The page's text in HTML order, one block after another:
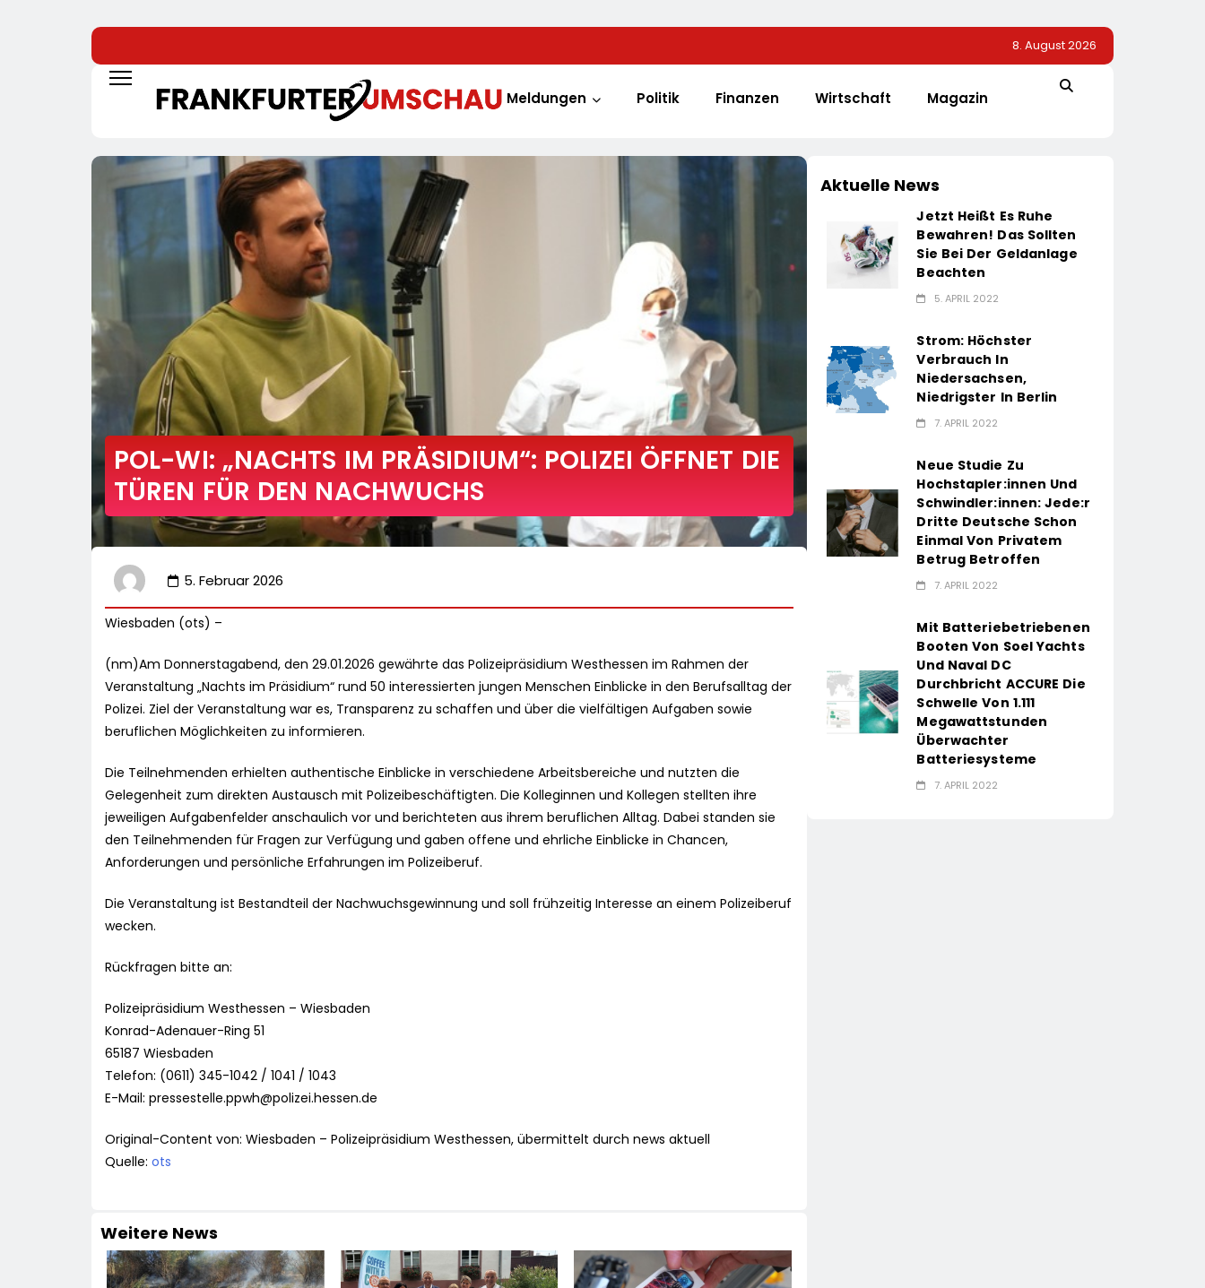
8. August 2026
Meldungen Politik Finanzen Wirtschaft Magazin
POL-WI: „NACHTS IM PRÄSIDIUM“: POLIZEI ÖFFNET DIE
TÜREN FÜR DEN NACHWUCHS
5. Februar 2026
Wiesbaden (ots) –
(nm)Am Donnerstagabend, den 29.01.2026 gewährte das Polizeipräsidium Westhessen im Rahmen der
Veranstaltung „Nachts im Präsidium“ rund 50 interessierten jungen Menschen Einblicke in den Berufsalltag der
Polizei. Ziel der Veranstaltung war es, Transparenz zu schaffen und über die vielfältigen Aufgaben sowie
beruflichen Möglichkeiten zu informieren.
Die Teilnehmenden erhielten authentische Einblicke in verschiedene Arbeitsbereiche und nutzten die
Gelegenheit zum direkten Austausch mit Polizeibeschäftigten. Die Kolleginnen und Kollegen stellten ihre
jeweiligen Aufgabenfelder anschaulich vor und berichteten aus ihrem beruflichen Alltag. Dabei standen sie
den Teilnehmenden für Fragen zur Verfügung und gaben offene und ehrliche Einblicke in Chancen,
Anforderungen und persönliche Erfahrungen im Polizeiberuf.
Die Veranstaltung ist Bestandteil der Nachwuchsgewinnung und soll frühzeitig Interesse an einem Polizeiberuf
wecken.
Rückfragen bitte an:
Polizeipräsidium Westhessen – Wiesbaden
Konrad-Adenauer-Ring 51
65187 Wiesbaden
Telefon: (0611) 345-1042 / 1041 / 1043
E-Mail: pressestelle.ppwh@polizei.hessen.de
Original-Content von: Wiesbaden – Polizeipräsidium Westhessen, übermittelt durch news aktuell
Quelle: ots
Weitere News
Aktuelle News
Jetzt Heißt Es Ruhe
Bewahren! Das Sollten
Sie Bei Der Geldanlage
Beachten
5. APRIL 2022
Strom: Höchster
Verbrauch In
Niedersachsen,
Niedrigster In Berlin
7. APRIL 2022
Neue Studie Zu
Hochstapler:innen Und
Schwindler:innen: Jede:r
Dritte Deutsche Schon
Einmal Von Privatem
Betrug Betroffen
7. APRIL 2022
Mit Batteriebetriebenen
Booten Von Soel Yachts
Und Naval DC
Durchbricht ACCURE Die
Schwelle Von 1.111
Megawattstunden
Überwachter
Batteriesysteme
7. APRIL 2022